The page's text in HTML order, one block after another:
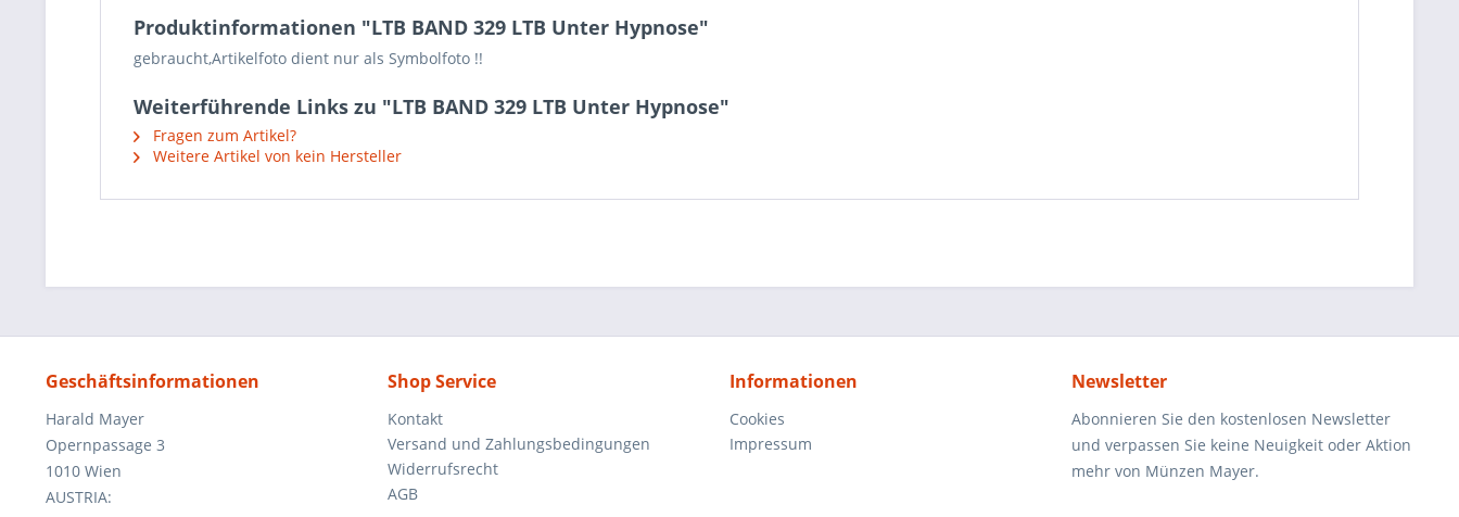
Produktinformationen "LTB BAND 329 LTB Unter Hypnose"
gebraucht,Artikelfoto dient nur als Symbolfoto !!
Weiterführende Links zu "LTB BAND 329 LTB Unter Hypnose"
Fragen zum Artikel?
Weitere Artikel von kein Hersteller
Geschäftsinformationen
Harald Mayer
Opernpassage 3
1010 Wien
AUSTRIA:
Shop Service
Kontakt
Versand und Zahlungsbedingungen
Widerrufsrecht
AGB
Informationen
Cookies
Impressum
Newsletter
Abonnieren Sie den kostenlosen Newsletter
und verpassen Sie keine Neuigkeit oder Aktion
mehr von Münzen Mayer.